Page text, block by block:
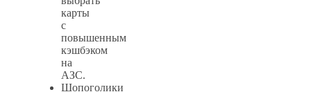
карты
с
повышенным
кэшбэком
на
АЗС.
Шопоголики